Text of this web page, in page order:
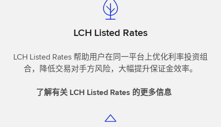
LCH Listed Rates
LCH Listed Rates 帮助用户在同一平台上优化利率投资组
合，降低交易对手方风险，大幅提升保证金效率。
了解有关 LCH Listed Rates 的更多信息